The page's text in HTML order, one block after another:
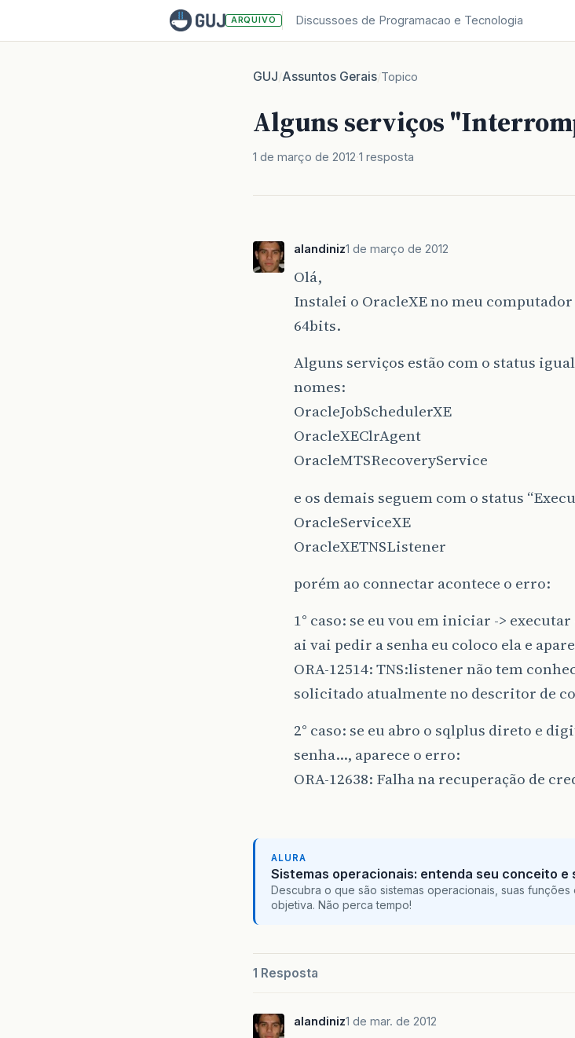
ARQUIVO Discussoes de Programacao e Tecnologia
GUJ/Assuntos Gerais/Topico
Alguns serviços
1 de março de 2012 1 resposta
alandiniz1 de março de 2012
Olá,
Instalei o OracleXE no meu
64bits.
Alguns serviços estão com o status
nomes:
OracleJobSchedulerXE
OracleXEClrAgent
OracleMTSRecoveryService
e os demais seguem com o status
OracleServiceXE
OracleXETNSListener
porém ao connectar acontece o erro:
1° caso: se eu vou em iniciar ->
ai vai pedir a senha eu coloco ela e
ORA-12514: TNS:listener não tem
solicitado atualmente no descritor de
2° caso: se eu abro o sqlplus direto e
senha…, aparece o erro:
ORA-12638: Falha na recuperação de
ALURA
Sistemas operacionais: entenda seu conceito e
Descubra o que são sistemas operacionais, suas
objetiva. Não perca tempo!
1 Resposta
alandiniz1 de mar. de 2012